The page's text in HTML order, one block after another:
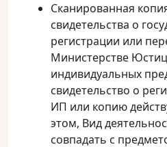
Сканированная
свидетельства о
регистрации или
Министерстве
индивидуальных
свидетельство о
ИП или копию
этом, Вид
совпадать с